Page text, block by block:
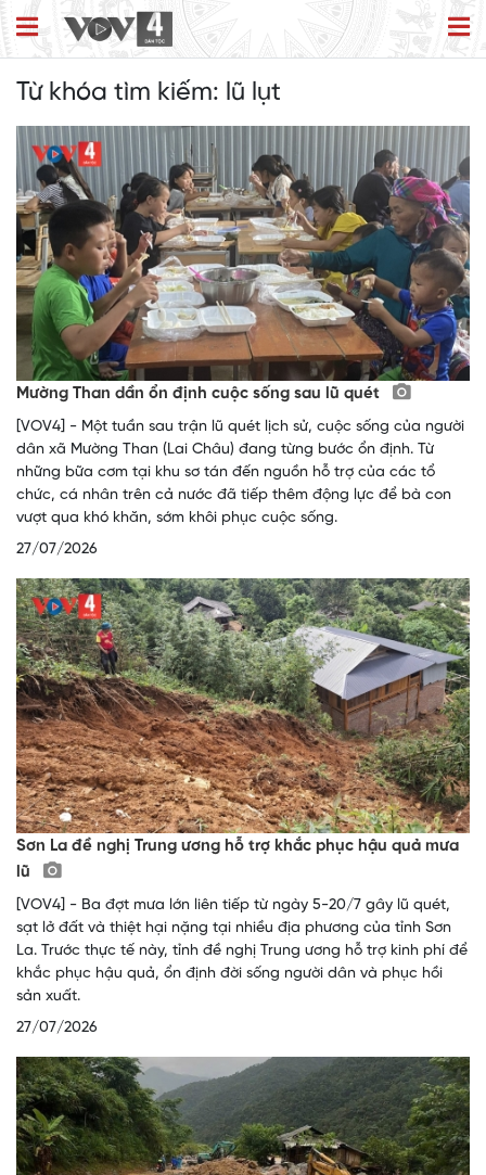
Từ khóa tìm kiếm: lũ lụt
Mường Than dần ổn định cuộc sống sau lũ quét
[VOV4] - Một tuần sau trận lũ quét lịch sử, cuộc sống của người
dân xã Mường Than (Lai Châu) đang từng bước ổn định. Từ
những bữa cơm tại khu sơ tán đến nguồn hỗ trợ của các tổ
chức, cá nhân trên cả nước đã tiếp thêm động lực để bà con
vượt qua khó khăn, sớm khôi phục cuộc sống.
27/07/2026
Sơn La đề nghị Trung ương hỗ trợ khắc phục hậu quả mưa
lũ
[VOV4] - Ba đợt mưa lớn liên tiếp từ ngày 5-20/7 gây lũ quét,
sạt lở đất và thiệt hại nặng tại nhiều địa phương của tỉnh Sơn
La. Trước thực tế này, tỉnh đề nghị Trung ương hỗ trợ kinh phí để
khắc phục hậu quả, ổn định đời sống người dân và phục hồi
sản xuất.
27/07/2026